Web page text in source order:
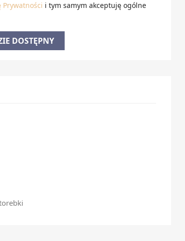
Prywatności i tym samym akceptuję ogólne
DOSTĘPNY